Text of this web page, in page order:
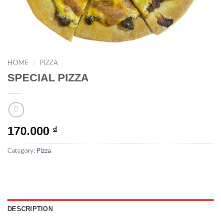
HOME / PIZZA
SPECIAL PIZZA
170.000 ₫
Category: Pizza
DESCRIPTION